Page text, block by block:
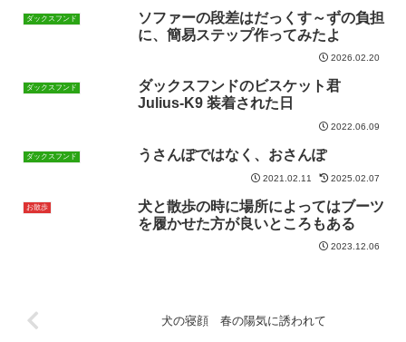
ダックスフンド
ソファーの段差はだっくす～ずの負担
に、簡易ステップ作ってみたよ
2026.02.20
ダックスフンド
ダックスフンドのビスケット君
Julius-K9 装着された日
2022.06.09
ダックスフンド うさんぽではなく、おさんぽ
2021.02.11 2025.02.07
お散歩
犬と散歩の時に場所によってはブーツ
を履かせた方が良いところもある
2023.12.06
犬の寝顔 春の陽気に誘われて